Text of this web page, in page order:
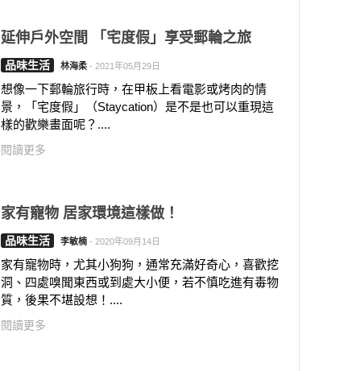
延伸戶外空間 「宅度假」享受郵輪之旅
品味生活 林海柔 - 2021年05月29日
想像一下郵輪旅行時，在甲板上看電影或烤肉的情
景，「宅度假」（Staycation）是不是也可以重現這
樣的歡樂畫面呢？....
閱讀更多
家有寵物 居家環境這樣做！
品味生活 李敏楠 - 2020年09月14日
家有寵物時，尤其小狗狗，通常充滿好奇心，喜歡挖
洞、四處嗅聞東西或到處大小便，若不慎吃進有毒物
質，後果不堪設想！....
閱讀更多